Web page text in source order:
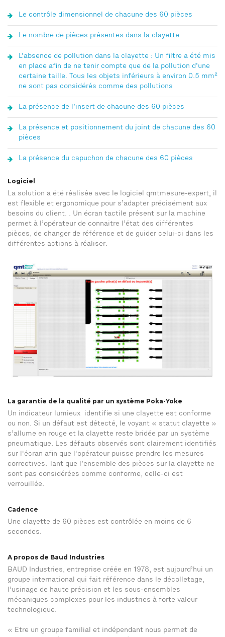
Le contrôle dimensionnel de chacune des 60 pièces
Le nombre de pièces présentes dans la clayette
L’absence de pollution dans la clayette : Un filtre a été mis
en place afin de ne tenir compte que de la pollution d’une
certaine taille. Tous les objets inférieurs à environ 0.5 mm²
ne sont pas considérés comme des pollutions
La présence de l’insert de chacune des 60 pièces
La présence et positionnement du joint de chacune des 60
pièces
La présence du capuchon de chacune des 60 pièces
Logiciel
La solution a été réalisée avec le logiciel qmtmesure-expert, il
est flexible et ergonomique pour s’adapter précisément aux
besoins du client. . Un écran tactile présent sur la machine
permet à l’opérateur de connaitre l’état des différentes
pièces, de changer de référence et de guider celui-ci dans les
différentes actions à réaliser.
La garantie de la qualité par un système Poka-Yoke
Un indicateur lumieux identifie si une clayette est conforme
ou non. Si un défaut est détecté, le voyant « statut clayette »
s’allume en rouge et la clayette reste bridée par un système
pneumatique. Les défauts observés sont clairement identifiés
sur l'écran afin que l'opérateur puisse prendre les mesures
correctives. Tant que l’ensemble des pièces sur la clayette ne
sont pas considérées comme conforme, celle-ci est
verrouillée.
Cadence
Une clayette de 60 pièces est contrôlée en moins de 6
secondes.
A propos de Baud Industries
BAUD Industries, entreprise créée en 1978, est aujourd’hui un
groupe international qui fait référence dans le décolletage,
l’usinage de haute précision et les sous-ensembles
mécaniques complexes pour les industries à forte valeur
technologique.
« Etre un groupe familial et indépendant nous permet de